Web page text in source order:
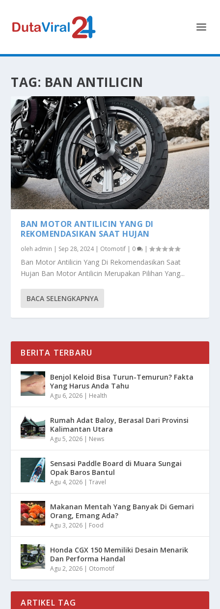
TAG: BAN ANTILICIN
BAN MOTOR ANTILICIN YANG DI
REKOMENDASIKAN SAAT HUJAN
oleh admin | Sep 28, 2024| Otomotif | 0 |
Ban Motor Antilicin Yang Di Rekomendasikan Saat
Hujan Ban Motor Antilicin Merupakan Pilihan Yang...
BACA SELENGKAPNYA
BERITA TERBARU
Benjol Keloid Bisa Turun-Temurun? Fakta
Yang Harus Anda Tahu
Agu 6, 2026 | Health
Rumah Adat Baloy, Berasal Dari Provinsi
Kalimantan Utara
Agu 5, 2026 | News
Sensasi Paddle Board di Muara Sungai
Opak Baros Bantul
Agu 4, 2026 |Travel
Makanan Mentah Yang Banyak Di Gemari
Orang, Emang Ada?
Agu 3, 2026 | Food
Honda CGX 150 Memiliki Desain Menarik
Dan Performa Handal
Agu 2, 2026 | Otomotif
ARTIKEL TAG